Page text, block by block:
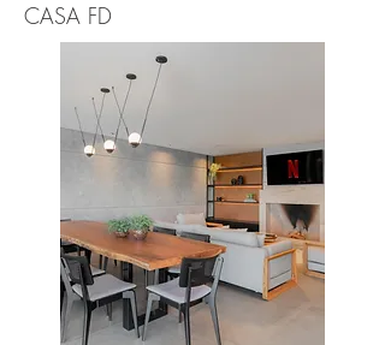
CASA FD